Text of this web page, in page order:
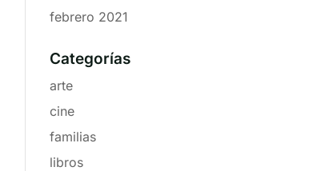
febrero 2021
Categorías
arte
cine
familias
libros